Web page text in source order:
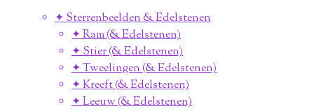
✦ Sterrenbeelden & Edelstenen
✦ Ram (& Edelstenen)
✦ Stier (& Edelstenen)
✦ Tweelingen (& Edelstenen)
✦ Kreeft (& Edelstenen)
✦ Leeuw (& Edelstenen)